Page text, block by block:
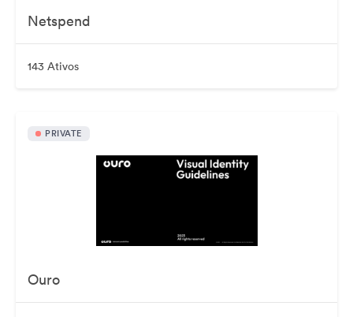
Netspend
143 Ativos
PRIVATE
Ouro